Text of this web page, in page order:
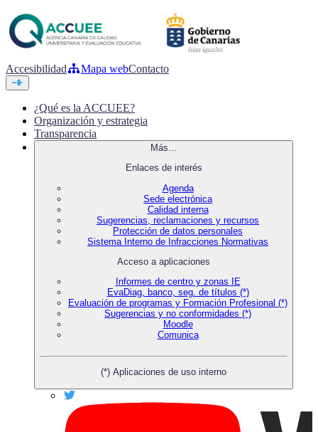
Accesibilidad Mapa webContacto
¿Qué es la ACCUEE?
Organización y estrategia
Transparencia
Más...
Enlaces de interés
Agenda
Sede electrónica
Calidad interna
Sugerencias, reclamaciones y recursos
Protección de datos personales
Sistema Interno de Infracciones Normativas
Acceso a aplicaciones
Informes de centro y zonas IE
EvaDiag, banco, seg. de títulos (*)
Evaluación de programas y Formación Profesional (*)
Sugerencias y no conformidades (*)
Moodle
Comunica
(*) Aplicaciones de uso interno